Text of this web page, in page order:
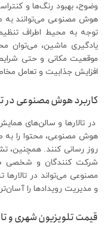
وضوح، بهبود رنگ‌ها و
هوش مصنوعی می‌توانند به
توجه به محیط اطراف تنظیم
یادگیری ماشین، می‌توان
موقعیت مکانی و حتی
افزایش جذابیت و تعامل
کاربرد هوش مصنوعی در
در تالارها و سالن‌های
هوش مصنوعی، محتوا را به
روز رسانی کنند. همچنین،
شرکت کنندگان و شخصی
مصنوعی می‌تواند در
و مدیریت رویدادها را
قیمت تلویزیون شهری و